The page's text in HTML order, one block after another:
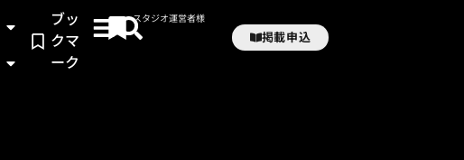
ブッ
クマ
ーク
スタジオ運営者様
掲載申込